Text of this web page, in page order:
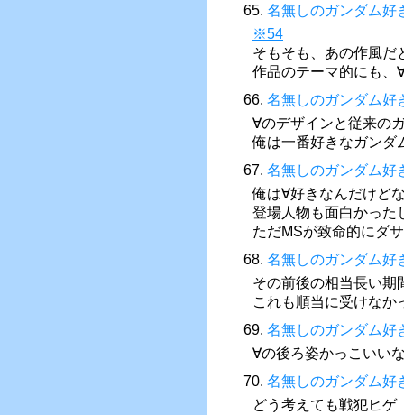
65. 名無しのガンダム好
※54
そもそも、あの作風だ
作品のテーマ的にも、
66. 名無しのガンダム好
∀のデザインと従来の
俺は一番好きなガンダ
67. 名無しのガンダム好
俺は∀好きなんだけど
登場人物も面白かった
ただMSが致命的にダ
68. 名無しのガンダム好
その前後の相当長い期
これも順当に受けなか
69. 名無しのガンダム好
∀の後ろ姿かっこいい
70. 名無しのガンダム好
どう考えても戦犯ヒゲ